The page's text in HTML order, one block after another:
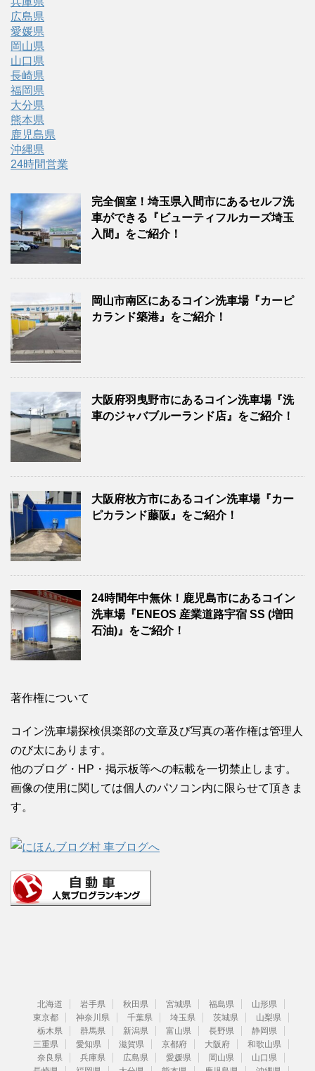
広島県
愛媛県
岡山県
山口県
長崎県
福岡県
大分県
熊本県
鹿児島県
沖縄県
24時間営業
完全個室！埼玉県入間市にあるセルフ洗
車ができる『ビューティフルカーズ埼玉
入間』をご紹介！
岡山市南区にあるコイン洗車場『カーピ
カランド築港』をご紹介！
大阪府羽曳野市にあるコイン洗車場『洗
車のジャバブルーランド店』をご紹介！
大阪府枚方市にあるコイン洗車場『カー
ピカランド藤阪』をご紹介！
24時間年中無休！鹿児島市にあるコイン
洗車場『ENEOS 産業道路宇宿 SS (増田
石油)』をご紹介！
著作権について
コイン洗車場探検倶楽部の文章及び写真の著作権は管理人
のび太にあります。
他のブログ・HP・掲示板等への転載を一切禁止します。
画像の使用に関しては個人のパソコン内に限らせて頂きま
す。
北海道 岩手県 秋田県 宮城県 福島県
山形県
東京都
神奈川県 千葉県 埼玉県 茨城県
山梨県
栃木県
群馬県 新潟県 富山県 長野県
静岡県
三重県
愛知県 滋賀県 京都府 大阪府
和歌山県
奈良県
兵庫県 広島県 愛媛県 岡山県
山口県